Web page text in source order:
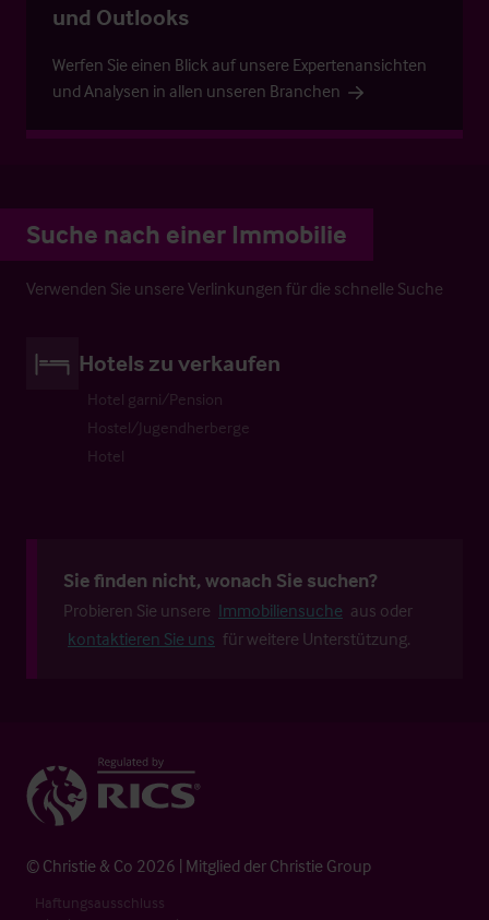
und Outlooks
Werfen Sie einen Blick auf unsere Expertenansichten
und Analysen in allen unseren Branchen
Suche nach einer Immobilie
Verwenden Sie unsere Verlinkungen für die schnelle Suche
Hotels zu verkaufen
Hotel garni/Pension
Hostel/Jugendherberge
Hotel
Sie finden nicht, wonach Sie suchen?
Probieren Sie unsere Immobiliensuche aus oder
kontaktieren Sie uns für weitere Unterstützung.
© Christie & Co 2026 | Mitglied der Christie Group
Haftungsausschluss